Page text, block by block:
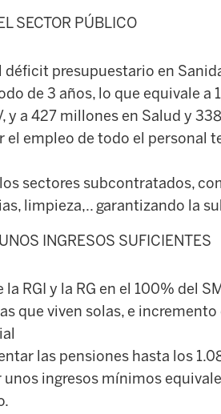
SECTOR PÚBLICO
déficit presupuestario en
de 3 años, lo que equivale
y a 427 millones en Salud y
el empleo de todo el personal
sectores subcontratados,
limpieza,.. garantizando la
INGRESOS SUFICIENTES
la RGI y la RG en el 100% del
que viven solas, e
las pensiones hasta los
unos ingresos mínimos